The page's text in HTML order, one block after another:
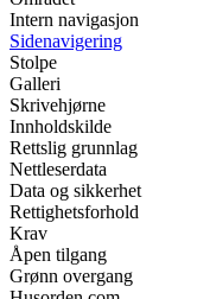
Intern navigasjon
Sidenavigering
Stolpe
Galleri
Skrivehjørne
Innholdskilde
Rettslig grunnlag
Nettleserdata
Data og sikkerhet
Rettighetsforhold
Krav
Åpen tilgang
Grønn overgang